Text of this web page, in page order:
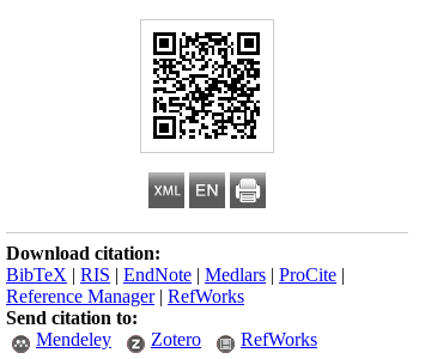
Download citation:
BibTeX | RIS | EndNote | Medlars | ProCite |
Reference Manager| RefWorks
Send citation to:
Mendeley
Zotero RefWorks